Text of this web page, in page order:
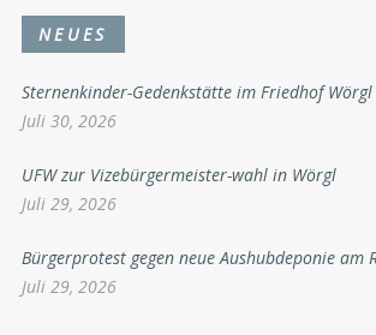
NEUES
Sternenkinder-Gedenkstätte im Friedhof Wörgl
Juli 30, 2026
UFW zur Vizebürgermeister-wahl in Wörgl
Juli 29, 2026
Bürgerprotest gegen neue Aushubdeponie am
Juli 29, 2026